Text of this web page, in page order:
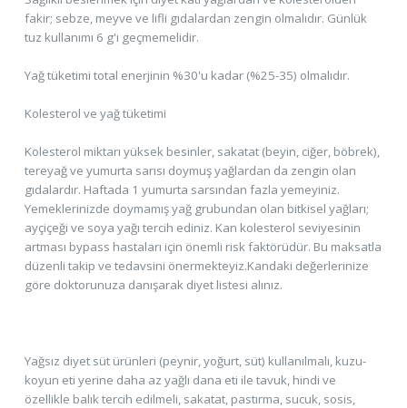
fakir; sebze, meyve ve lifli gıdalardan zengin olmalıdır. Günlük
tuz kullanımı 6 g'ı geçmemelidir.
Yağ tüketimi total enerjinin %30'u kadar (%25-35) olmalıdır.
Kolesterol ve yağ tüketimi
Kolesterol miktarı yüksek besinler, sakatat (beyin, ciğer, böbrek),
tereyağ ve yumurta sarısı doymuş yağlardan da zengin olan
gıdalardır. Haftada 1 yumurta sarsından fazla yemeyiniz.
Yemeklerinizde doymamış yağ grubundan olan bitkisel yağları;
ayçiçeği ve soya yağı tercih ediniz. Kan kolesterol seviyesinin
artması bypass hastaları için önemli risk faktörüdür. Bu maksatla
düzenli takip ve tedavsini önermekteyiz.Kandaki değerlerinize
göre doktorunuza danışarak diyet listesi alınız.
Yağsız diyet süt ürünleri (peynir, yoğurt, süt) kullanılmalı, kuzu-
koyun eti yerine daha az yağlı dana eti ile tavuk, hindi ve
özellikle balık tercih edilmeli, sakatat, pastırma, sucuk, sosis,